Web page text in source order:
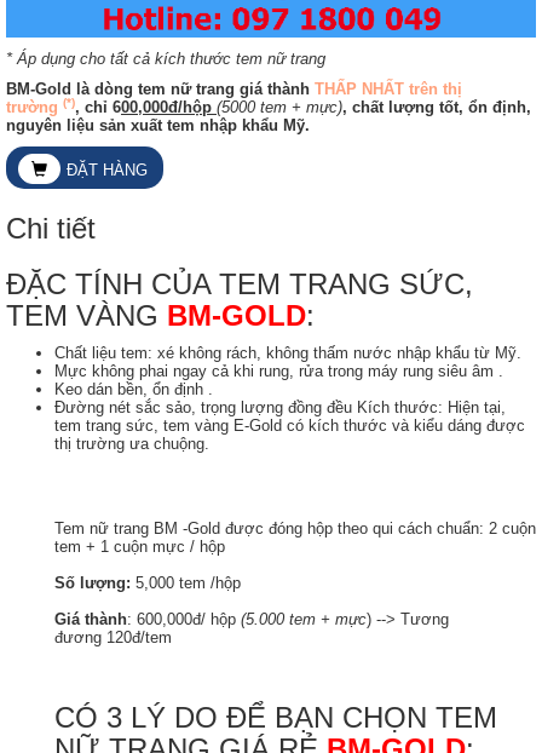
* Áp dụng cho tất cả kích thước tem nữ trang
BM-Gold là dòng tem nữ trang giá thành THẤP NHẤT trên thị
trường (*), chỉ 600,000đ/hộp (5000 tem + mực), chất lượng tốt, ổn định,
nguyên liệu sản xuất tem nhập khẩu Mỹ.
ĐẶT HÀNG
Chi tiết
ĐẶC TÍNH CỦA TEM TRANG SỨC,
TEM VÀNG BM-GOLD:
Chất liệu tem: xé không rách, không thấm nước nhập khẩu từ Mỹ.
Mực không phai ngay cả khi rung, rửa trong máy rung siêu âm .
Keo dán bền, ổn định .
Đường nét sắc sảo, trọng lượng đồng đều Kích thước: Hiện tại,
tem trang sức, tem vàng E-Gold có kích thước và kiểu dáng được
thị trường ưa chuộng.
Tem nữ trang BM -Gold được đóng hộp theo qui cách chuẩn: 2 cuộn
tem + 1 cuộn mực / hộp
Số lượng: 5,000 tem /hộp
Giá thành: 600,000đ/ hộp (5.000 tem + mực) --> Tương
đương 120đ/tem
CÓ 3 LÝ DO ĐỂ BẠN CHỌN TEM